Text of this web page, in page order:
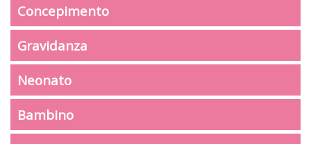
Concepimento
Gravidanza
Neonato
Bambino